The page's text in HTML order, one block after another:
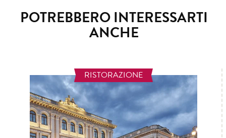
POTREBBERO INTERESSARTI
ANCHE
RISTORAZIONE